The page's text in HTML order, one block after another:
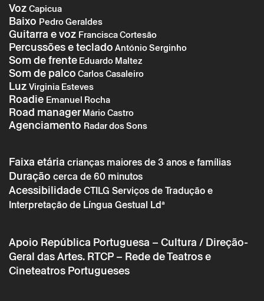
VozCapicua
Baixo Pedro Geraldes
Guitarra e voz Francisca Cortesão
Percussões e tecladoAntónio Serginho
Som de frenteEduardo Maltez
Som de palcoCarlos Casaleiro
LuzVirginia Esteves
Roadie Emanuel Rocha
Road managerMário Castro
Agenciamento Radar dos Sons
Faixa etária crianças maiores de 3 anos e famílias
Duração cerca de 60 minutos
AcessibilidadeCTILG Serviços de Tradução e
Interpretação de Língua Gestual Ldª
Apoio República Portuguesa – Cultura / Direção-
Geral das Artes. RTCP – Rede de Teatros e
Cineteatros Portugueses
Mão Verde
* campos de preenchimento obrigatório.
A reserva só é válida após confirmação da parte do Theatro
Circo enviada por correio eletrónico.
Os seus dados pessoais serão tratados pelo Theatro Circo
com base no seu consentimento.
* campos de preenchimento obrigatório.